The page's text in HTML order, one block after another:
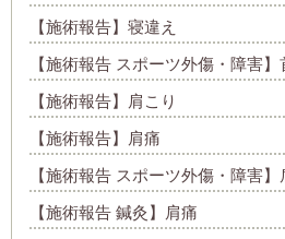
【施術報告】寝違え
【施術報告 スポーツ外傷・障害】
【施術報告】肩こり
【施術報告】肩痛
【施術報告 スポーツ外傷・障害】
【施術報告 鍼灸】肩痛